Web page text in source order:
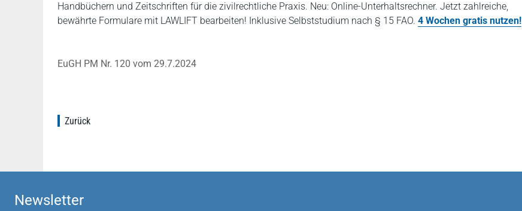
Handbüchern und Zeitschriften für die zivilrechtliche Praxis. Neu: Online-Unterhaltsrechner. Jetzt zahlreiche,
bewährte Formulare mit LAWLIFT bearbeiten! Inklusive Selbststudium nach § 15 FAO. 4 Wochen gratis nutzen!
EuGH PM Nr. 120 vom 29.7.2024
Zurück
Newsletter